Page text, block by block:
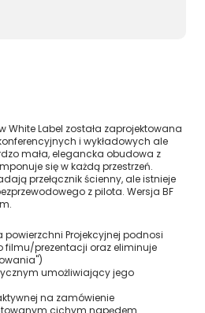
White Label została zaprojektowana
i wykładowych ale
mała, elegancka obudowa z
się w każdą przestrzeń.
przełącznik ścienny, ale istnieje
z pilota. Wersja BF
Projekcyjnej podnosi
filmu/prezentacji oraz eliminuje
umożliwiający jego
na zamówienie
cichym napędem